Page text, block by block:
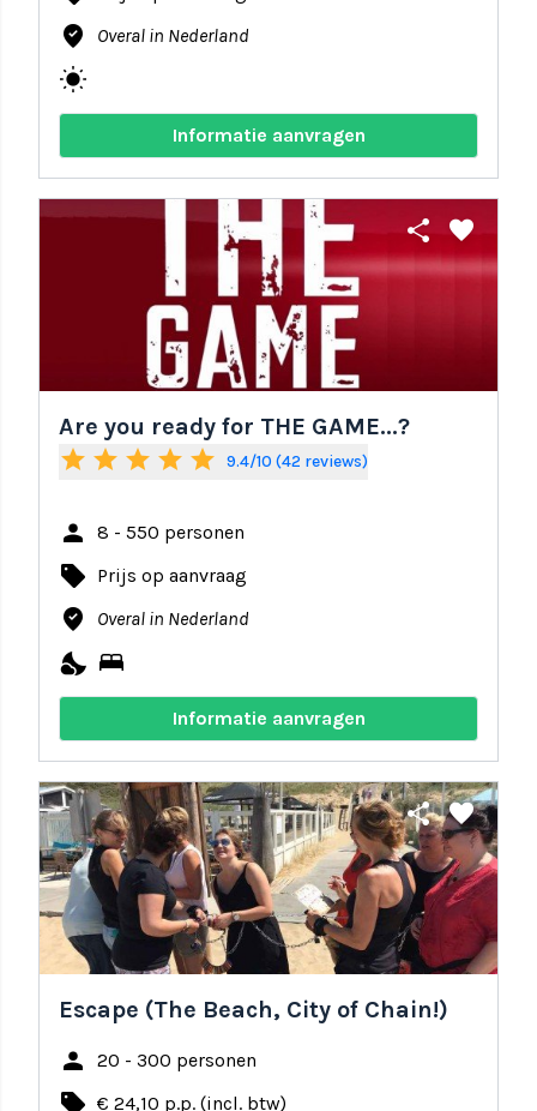
where_to_vote Overal in Nederland
wb_sunny
Informatie aanvragen
share favorite
Are you ready for THE GAME...?
star star star star star 9.4/10 (42 reviews)
person 8 - 550 personen
local_offer Prijs op aanvraag
where_to_vote Overal in Nederland
nights_stay bed
Informatie aanvragen
share favorite
Escape (The Beach, City of Chain!)
person 20 - 300 personen
local_offer € 24,10 p.p. (incl. btw)